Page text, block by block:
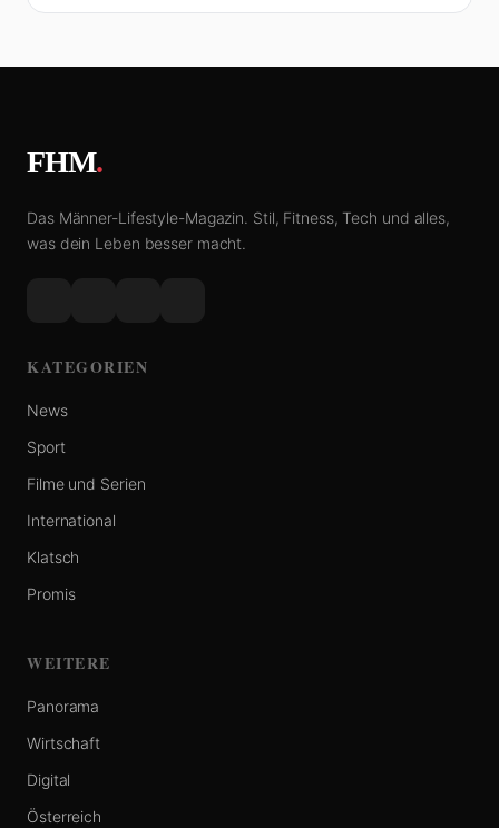
FHM.
Das Männer-Lifestyle-Magazin. Stil, Fitness, Tech und alles,
was dein Leben besser macht.
KATEGORIEN
News
Sport
Filme und Serien
International
Klatsch
Promis
WEITERE
Panorama
Wirtschaft
Digital
Österreich